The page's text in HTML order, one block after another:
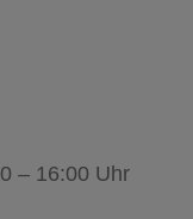
– 16:00 Uhr